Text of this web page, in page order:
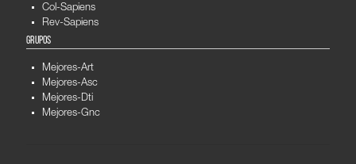
Col-Sapiens
Rev-Sapiens
GRUPOS
Mejores-Art
Mejores-Asc
Mejores-Dti
Mejores-Gnc